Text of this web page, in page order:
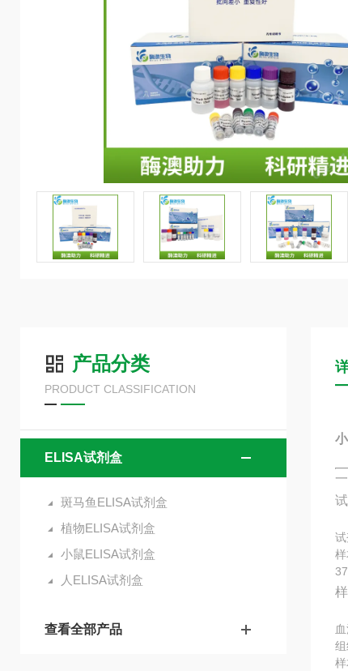
产品分类
PRODUCT CLASSIFICATION
ELISA试剂盒
斑马鱼ELISA试剂盒
植物ELISA试剂盒
小鼠ELISA试剂盒
人ELISA试剂盒
查看全部产品